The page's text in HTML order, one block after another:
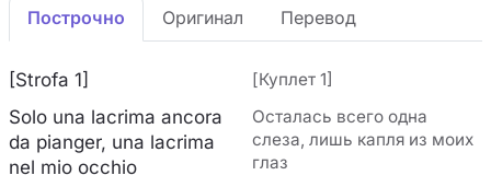
Построчно Оригинал Перевод
[Strofa 1] [Куплет 1]
Solo una lacrima ancora
da pianger, una lacrima
nel mio occhio
Осталась всего одна
слеза, лишь капля из моих
глаз